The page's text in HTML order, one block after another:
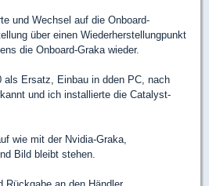
und Wechsel auf die Onboard-
über einen Wiederherstellungpunkt
die Onboard-Graka wieder.
als Ersatz, Einbau in dden PC, nach
und ich installierte die Catalyst-
wie mit der Nvidia-Graka,
Bild bleibt stehen.